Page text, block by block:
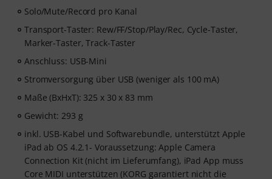
content-ready Sounddesign.
ArtMaster.com ist DER E-Learning-Partner, der
zusammen mit Branchenprofis wie Sam Pounds (Chris
Brown, Dr. Dre), Printz Board (Black Eyed Peas, Justin
Timberlake) und Chris Kasych (Adele, Beck, Pharrell
Williams) entwickelt wurde. Lerne aus über 500
Videolektionen für Produzenten, Kreative und
Songwriter – von DAW-Produktion über Mixing-
Grundlagen und Arrangements bis hin zu Hooks für
TikTok sowie grundlegende Praktiken, um aus Ideen
fertige Tracks zu machen.
Solo/Mute/Record pro Kanal
Transport-Taster: Rew/FF/Stop/Play/Rec, Cycle-Taster,
Marker-Taster, Track-Taster
Anschluss: USB-Mini
Stromversorgung über USB (weniger als 100 mA)
Maße (BxHxT): 325 x 30 x 83 mm
Gewicht: 293 g
inkl. USB-Kabel und Softwarebundle, unterstützt Apple
iPad ab OS 4.2.1- Voraussetzung: Apple Camera
Connection Kit (nicht im Lieferumfang), iPad App muss
Core MIDI unterstützen (KORG garantiert nicht die